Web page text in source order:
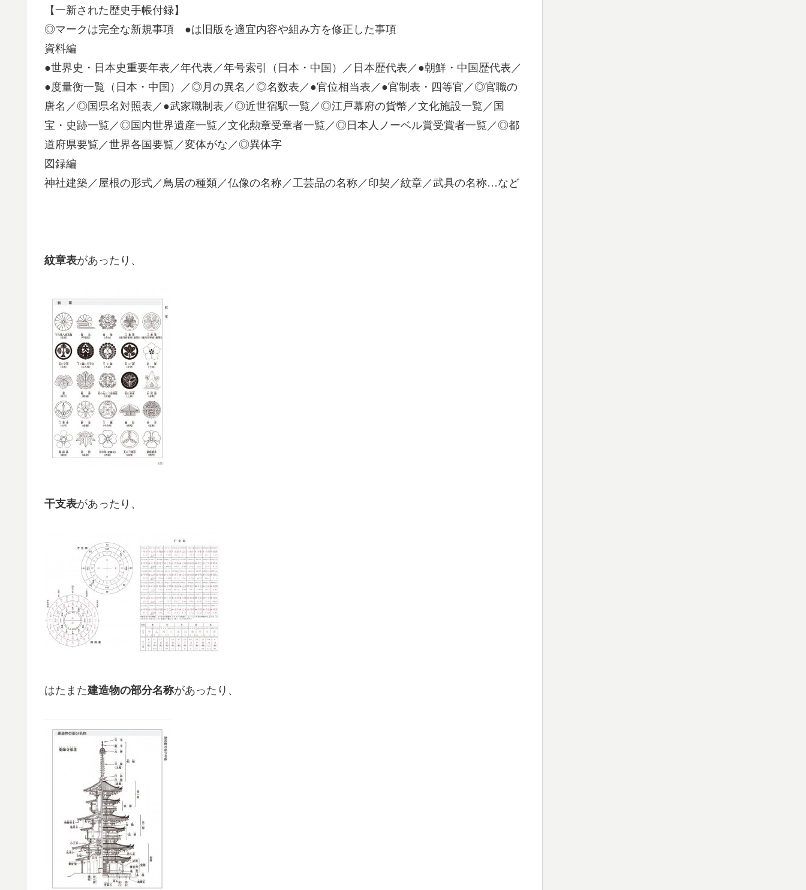
【一新された歴史手帳付録】
◎マークは完全な新規事項 ●は旧版を適宜内容や組み方を修正した事項
資料編
●世界史・日本史重要年表／年代表／年号索引（日本・中国）／日本歴代表／●朝鮮・中国歴代表／
●度量衡一覧（日本・中国）／◎月の異名／◎名数表／●官位相当表／●官制表・四等官／◎官職の
唐名／◎国県名対照表／●武家職制表／◎近世宿駅一覧／◎江戸幕府の貨幣／文化施設一覧／国
宝・史跡一覧／◎国内世界遺産一覧／文化勲章受章者一覧／◎日本人ノーベル賞受賞者一覧／◎都
道府県要覧／世界各国要覧／変体がな／◎異体字
図録編
神社建築／屋根の形式／鳥居の種類／仏像の名称／工芸品の名称／印契／紋章／武具の名称…など
紋章表があったり、
干支表があったり、
はたまた建造物の部分名称があったり、